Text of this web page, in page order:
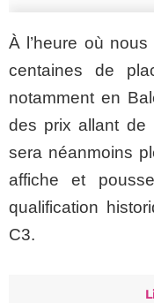
À l’heure où
centaines de
notamment en
des prix allant de
sera néanmoins
affiche et
qualification
C3.